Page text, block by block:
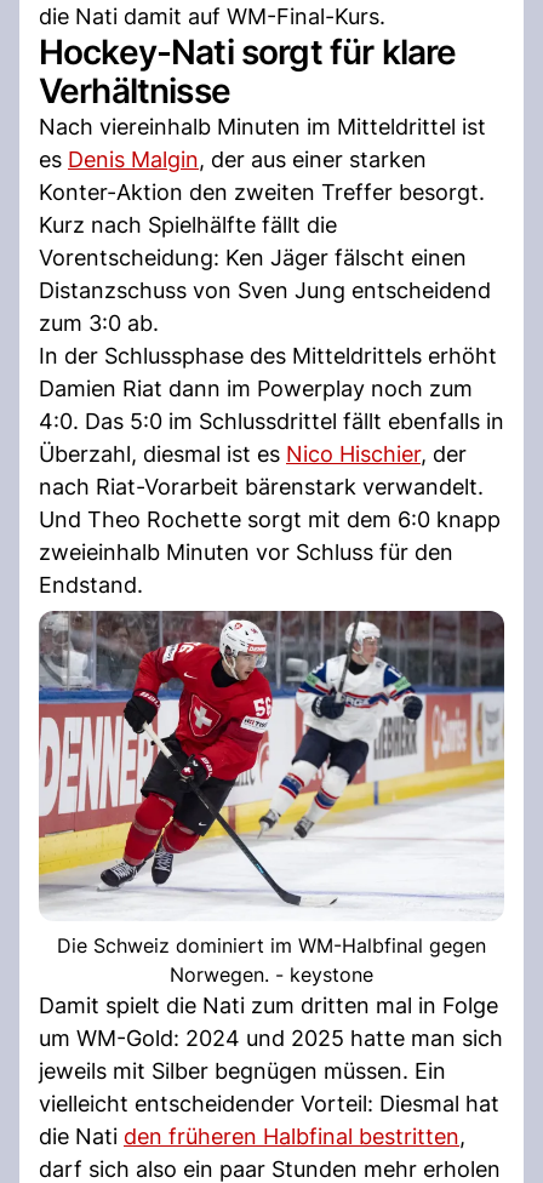
die Nati damit auf WM-Final-Kurs.
Hockey-Nati sorgt für klare
Verhältnisse
Nach viereinhalb Minuten im Mitteldrittel ist
es Denis Malgin, der aus einer starken
Konter-Aktion den zweiten Treffer besorgt.
Kurz nach Spielhälfte fällt die
Vorentscheidung: Ken Jäger fälscht einen
Distanzschuss von Sven Jung entscheidend
zum 3:0 ab.
In der Schlussphase des Mitteldrittels erhöht
Damien Riat dann im Powerplay noch zum
4:0. Das 5:0 im Schlussdrittel fällt ebenfalls in
Überzahl, diesmal ist es Nico Hischier, der
nach Riat-Vorarbeit bärenstark verwandelt.
Und Theo Rochette sorgt mit dem 6:0 knapp
zweieinhalb Minuten vor Schluss für den
Endstand.
Die Schweiz dominiert im WM-Halbfinal gegen
Norwegen. - keystone
Damit spielt die Nati zum dritten mal in Folge
um WM-Gold: 2024 und 2025 hatte man sich
jeweils mit Silber begnügen müssen. Ein
vielleicht entscheidender Vorteil: Diesmal hat
die Nati den früheren Halbfinal bestritten,
darf sich also ein paar Stunden mehr erholen